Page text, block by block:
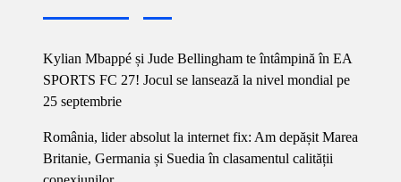
Kylian Mbappé și Jude Bellingham te întâmpină în EA
SPORTS FC 27! Jocul se lansează la nivel mondial pe
25 septembrie
România, lider absolut la internet fix: Am depășit Marea
Britanie, Germania și Suedia în clasamentul calității